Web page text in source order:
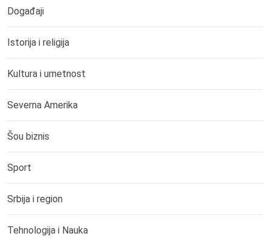
Događaji
Istorija i religija
Kultura i umetnost
Severna Amerika
Šou biznis
Sport
Srbija i region
Tehnologija i Nauka